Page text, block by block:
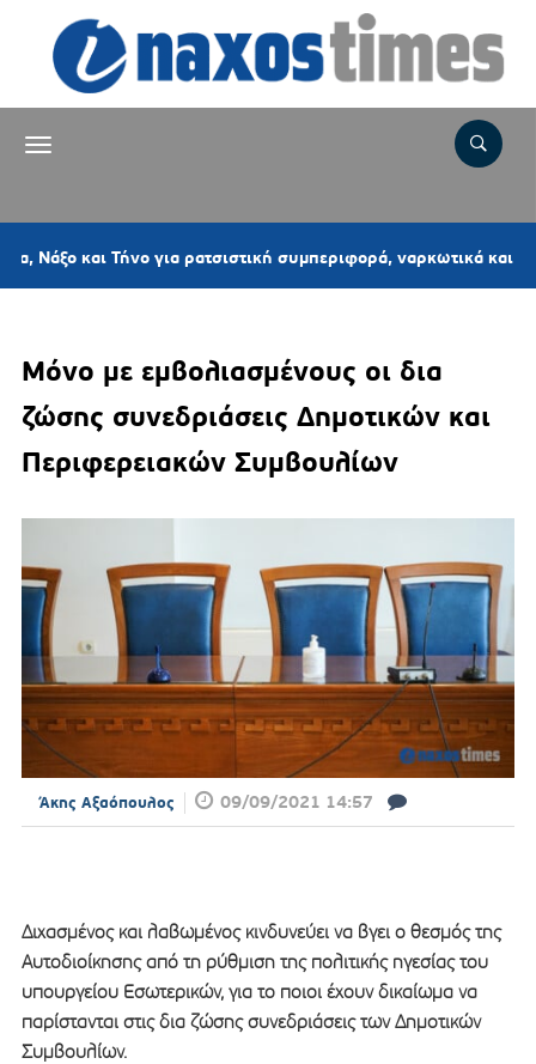
Τήνο για ρατσιστική συμπεριφορά, ναρκωτικά και
Μόνο με εμβολιασμένους οι δια
ζώσης συνεδριάσεις Δημοτικών και
Περιφερειακών Συμβουλίων
Άκης Αξαόπουλος 09/09/2021 14:57
Διχασμένος και λαβωμένος κινδυνεύει να βγει ο θεσμός της
Αυτοδιοίκησης από τη ρύθμιση της πολιτικής ηγεσίας του
υπουργείου Εσωτερικών, για το ποιοι έχουν δικαίωμα να
παρίστανται στις δια ζώσης συνεδριάσεις των Δημοτικών
Συμβουλίων.